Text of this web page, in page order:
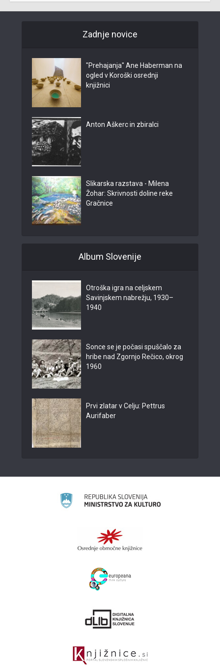
Zadnje novice
"Prehajanja" Ane Haberman na
ogled v Koroški osrednji
knjižnici
Anton Aškerc in zbiralci
Slikarska razstava - Milena
Žohar: Skrivnosti doline reke
Gračnice
Album Slovenije
Otroška igra na celjskem
Savinjskem nabrežju, 1930–
1940
Sonce se je počasi spuščalo za
hribe nad Zgornjo Rečico, okrog
1960
Prvi zlatar v Celju: Pettrus
Aurifaber